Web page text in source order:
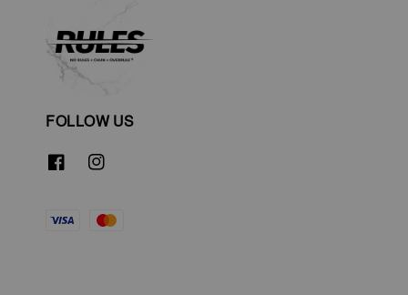
FOLLOW US